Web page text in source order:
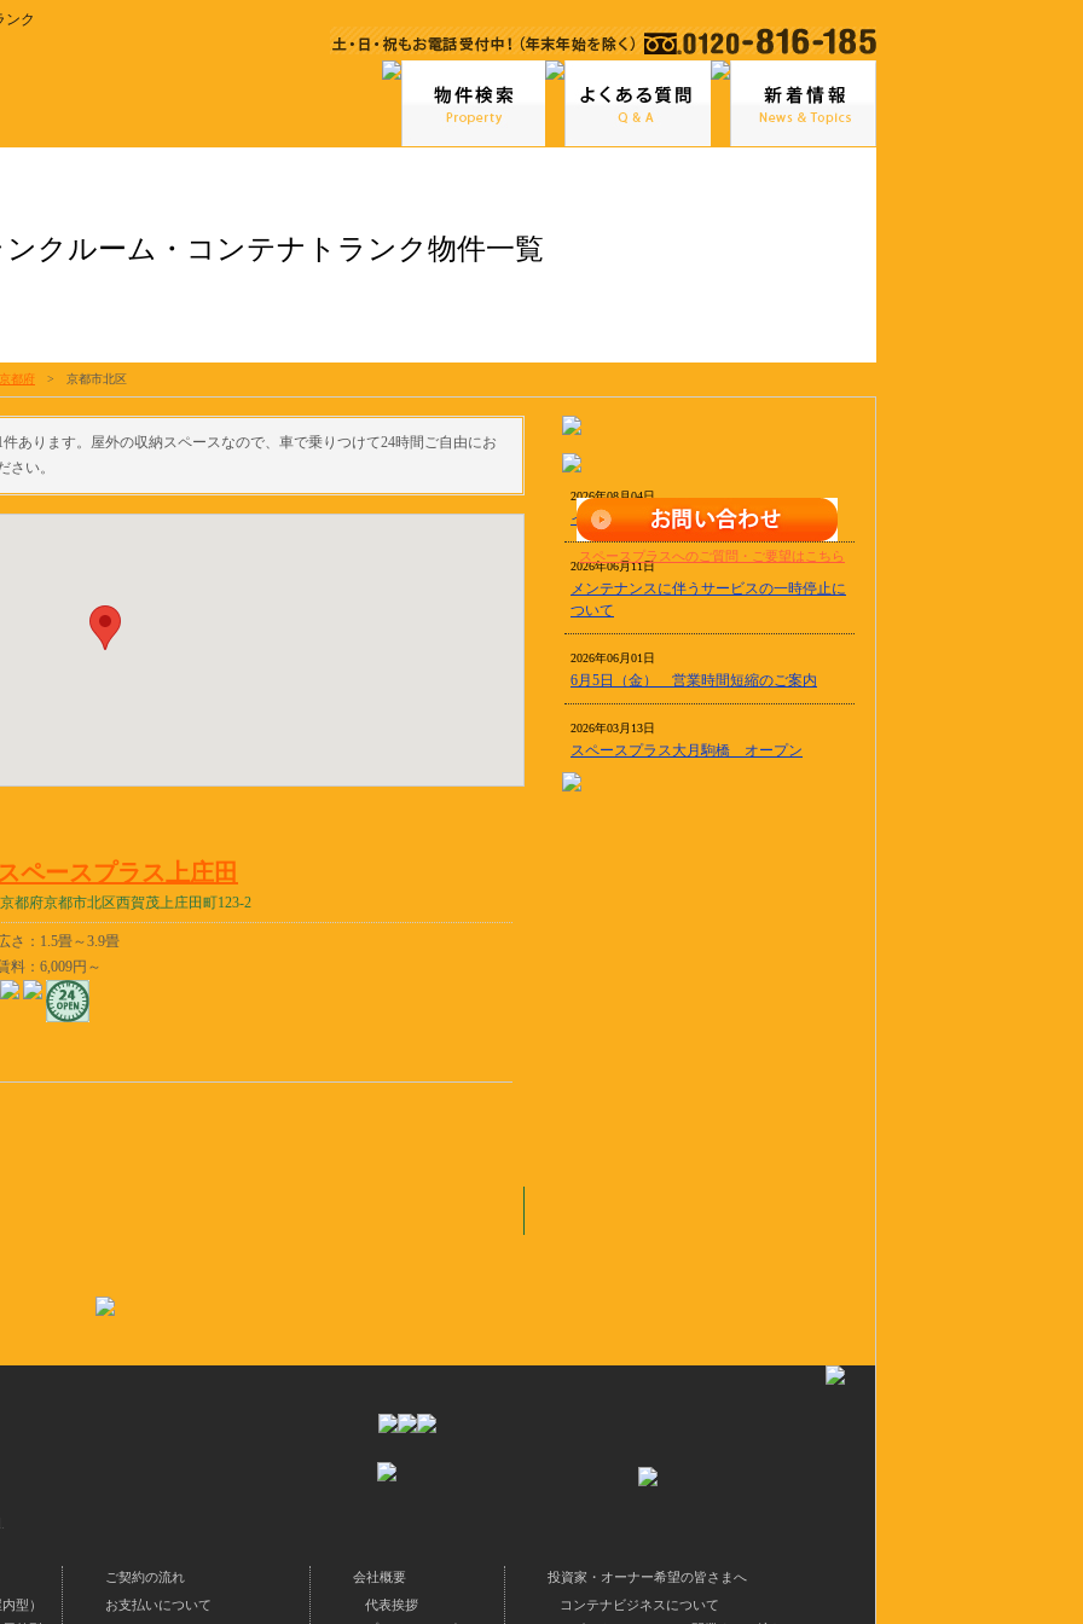
クルーム・コンテナトランク物件一覧
ンク
京都府 > 京都市北区
あります。屋外の収納スペースなので、車で乗りつけて24時間ご自由にお
い。
ペースプラス上庄田
京都府京都市北区西賀茂上庄田町123-2
さ：1.5畳～3.9畳
料：6,009円～
スペースプラスへのご質問・ご要望はこちら
2026年08月04日
インボイス制度に関するご連絡
2026年06月11日
メンテナンスに伴うサービスの一時停止に
ついて
2026年06月01日
6月5日（金） 営業時間短縮のご案内
2026年03月13日
スペースプラス大月駒橋 オープン
型）
ご契約の流れ
お支払いについて
会社概要
代表挨拶
投資家・オーナー希望の皆さまへ
コンテナビジネスについて